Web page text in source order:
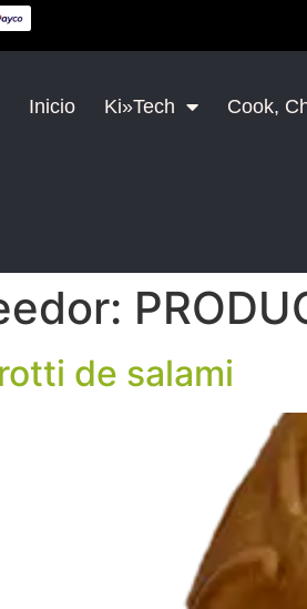
Inicio Ki»Tech Cook,
de salami